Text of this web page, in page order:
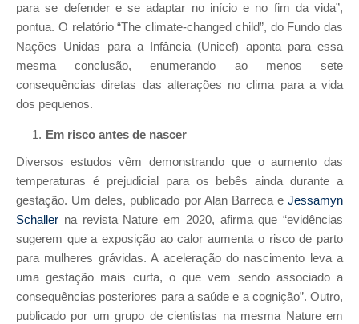
para se defender e se adaptar no início e no fim da vida”,
pontua. O relatório “The climate-changed child”, do Fundo das
Nações Unidas para a Infância (Unicef) aponta para essa
mesma conclusão, enumerando ao menos sete
consequências diretas das alterações no clima para a vida
dos pequenos.
Em risco antes de nascer
Diversos estudos vêm demonstrando que o aumento das
temperaturas é prejudicial para os bebês ainda durante a
gestação. Um deles, publicado por Alan Barreca e Jessamyn
Schaller na revista Nature em 2020, afirma que “evidências
sugerem que a exposição ao calor aumenta o risco de parto
para mulheres grávidas. A aceleração do nascimento leva a
uma gestação mais curta, o que vem sendo associado a
consequências posteriores para a saúde e a cognição”. Outro,
publicado por um grupo de cientistas na mesma Nature em